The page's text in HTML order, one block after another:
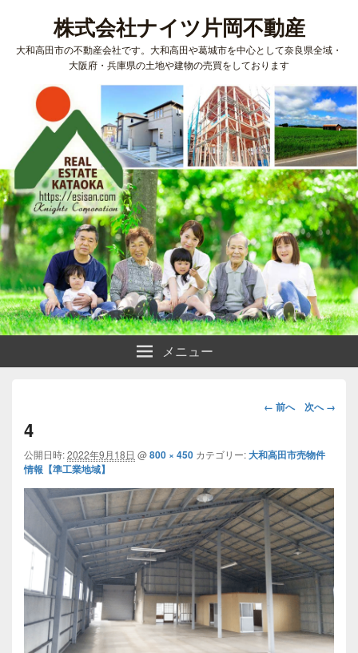
株式会社ナイツ片岡不動産
大和高田市の不動産会社です。大和高田や葛城市を中心として奈良県全域・
大阪府・兵庫県の土地や建物の売買をしております
メニュー
画
ビ
ー
シ
ョ
ン
← 前へ 次へ →
4
公開日時:2022年9月18日 @800 × 450 カテゴリー:大和高田市売物件
情報【準工業地域】